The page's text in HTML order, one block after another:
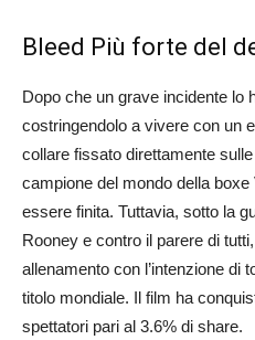
Bleed Più forte del
Dopo che un grave incidente lo
costringendolo a vivere con un
collare fissato direttamente
campione del mondo della
essere finita. Tuttavia, sotto la
Rooney e contro il parere di
allenamento con l’intenzione di
titolo mondiale. Il film ha
spettatori pari al 3.6% di share.